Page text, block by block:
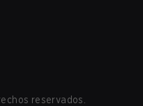
reservados.